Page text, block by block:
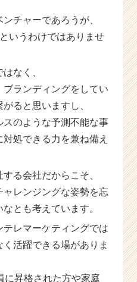
チャーであろうが、
いうわけではありませ
なく、
ランディングをしてい
ると思いますし、
のような予測不能な事
処できる力を兼ね備え
る会社だからこそ、
レンジングな姿勢を忘
とも考えています。
レマーケティングでは
活躍できる場がありま
に昇格された方や家庭